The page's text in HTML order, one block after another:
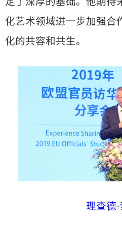
化艺术领域进一步加强合
化的共容和共生。
理查德